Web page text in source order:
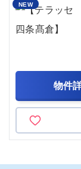
NEW
物件